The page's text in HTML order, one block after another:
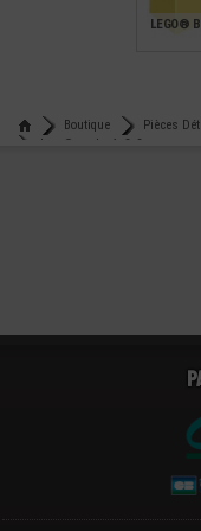
LEGO®
Boutique
Pièces
Lego® arche 1x8x2